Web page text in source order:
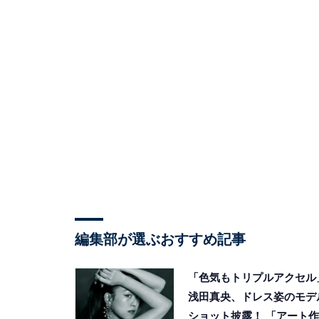
編集部が選ぶおすすめ記事
「色気もトリプルアクセル
浅田真央、ドレス姿のモデ
ショット披露！ 「アート作